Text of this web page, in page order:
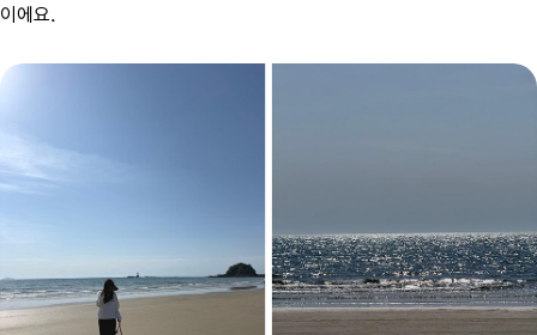
이에요.